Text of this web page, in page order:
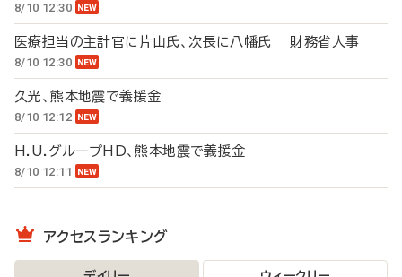
8/10 12:30
医療担当の主計官に片山氏、次長に八幡氏 財務省人事
8/10 12:30
久光、熊本地震で義援金
8/10 12:12
H.U.グループHD、熊本地震で義援金
8/10 12:11
アクセスランキング